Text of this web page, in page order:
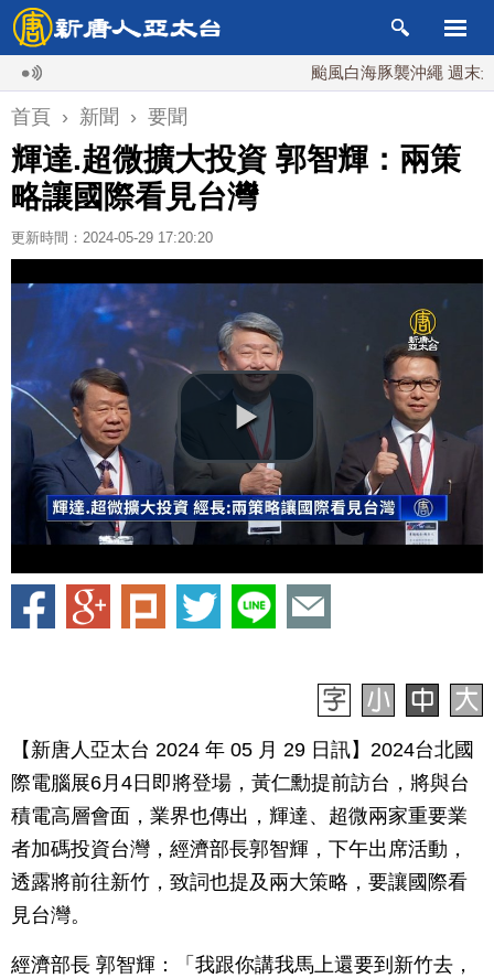
颱風白海豚襲沖繩 週末最近台
首頁 › 新聞 › 要聞
輝達.超微擴大投資 郭智輝：兩策
略讓國際看見台灣
更新時間：2024-05-29 17:20:20
【新唐人亞太台 2024 年 05 月 29 日訊】2024台北國
際電腦展6月4日即將登場，黃仁勳提前訪台，將與台
積電高層會面，業界也傳出，輝達、超微兩家重要業
者加碼投資台灣，經濟部長郭智輝，下午出席活動，
透露將前往新竹，致詞也提及兩大策略，要讓國際看
見台灣。
經濟部長 郭智輝：「我跟你講我馬上還要到新竹去，